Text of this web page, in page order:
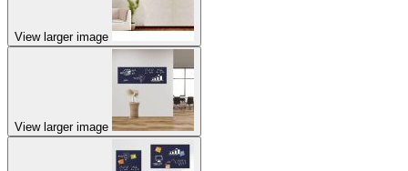
View larger image
View larger image